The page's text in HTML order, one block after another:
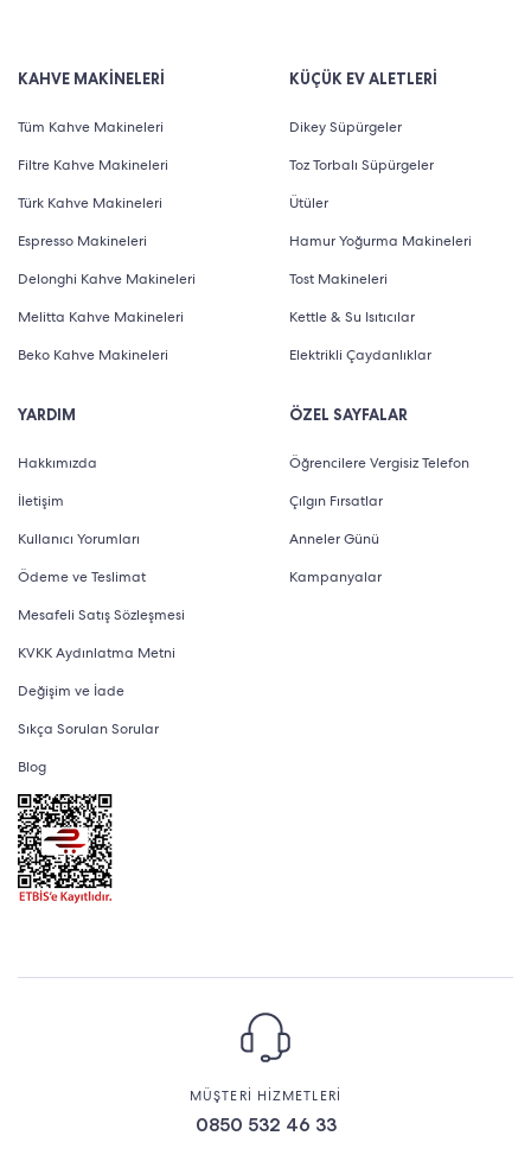
KAHVE MAKİNELERİ
Tüm Kahve Makineleri
Filtre Kahve Makineleri
Türk Kahve Makineleri
Espresso Makineleri
Delonghi Kahve Makineleri
Melitta Kahve Makineleri
Beko Kahve Makineleri
YARDIM
Hakkımızda
İletişim
Kullanıcı Yorumları
Ödeme ve Teslimat
Mesafeli Satış Sözleşmesi
KVKK Aydınlatma Metni
Değişim ve İade
Sıkça Sorulan Sorular
Blog
KÜÇÜK EV ALETLERİ
Dikey Süpürgeler
Toz Torbalı Süpürgeler
Ütüler
Hamur Yoğurma Makineleri
Tost Makineleri
Kettle & Su Isıtıcılar
Elektrikli Çaydanlıklar
ÖZEL SAYFALAR
Öğrencilere Vergisiz Telefon
Çılgın Fırsatlar
Anneler Günü
Kampanyalar
MÜŞTERİ HİZMETLERİ
0850 532 46 33